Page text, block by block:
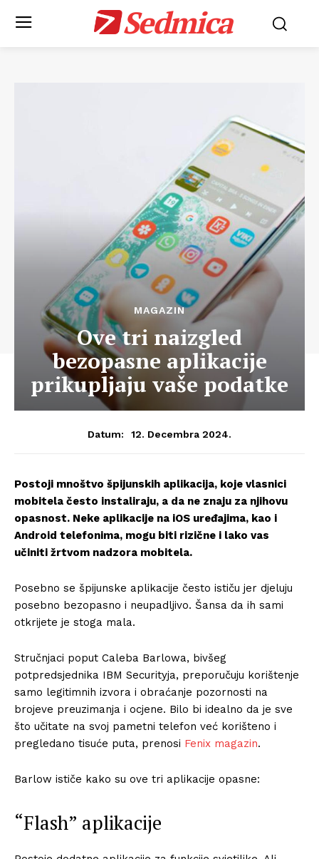
Sedmica
MAGAZIN
Ove tri naizgled
bezopasne aplikacije
prikupljaju vaše podatke
Datum: 12. Decembra 2024.
Postoji mnoštvo špijunskih aplikacija, koje vlasnici
mobitela često instaliraju, a da ne znaju za njihovu
opasnost. Neke aplikacije na iOS uređajima, kao i
Android telefonima, mogu biti rizične i lako vas
učiniti žrtvom nadzora mobitela.
Posebno se špijunske aplikacije često ističu jer djeluju
posebno bezopasno i neupadljivo. Šansa da ih sami
otkrijete je stoga mala.
Stručnjaci poput Caleba Barlowa, bivšeg
potpredsjednika IBM Securityja, preporučuju korištenje
samo legitimnih izvora i obraćanje pozornosti na
brojeve preuzimanja i ocjene. Bilo bi idealno da je sve
što učitate na svoj pametni telefon već korišteno i
pregledano tisuće puta, prenosi Fenix magazin.
Barlow ističe kako su ove tri aplikacije opasne:
“Flash” aplikacije